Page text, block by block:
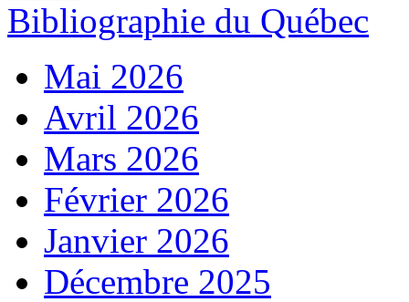
Bibliographie du Québec
Mai 2026
Avril 2026
Mars 2026
Février 2026
Janvier 2026
Décembre 2025